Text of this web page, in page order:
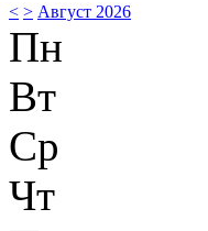
< > Август 2026
Пн
Вт
Ср
Чт